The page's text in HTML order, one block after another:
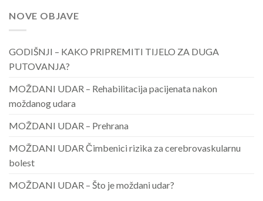
NOVE OBJAVE
GODIŠNJI – KAKO PRIPREMITI TIJELO ZA DUGA
PUTOVANJA?
MOŽDANI UDAR – Rehabilitacija pacijenata nakon
moždanog udara
MOŽDANI UDAR – Prehrana
MOŽDANI UDAR Čimbenici rizika za cerebrovaskularnu
bolest
MOŽDANI UDAR – Što je moždani udar?